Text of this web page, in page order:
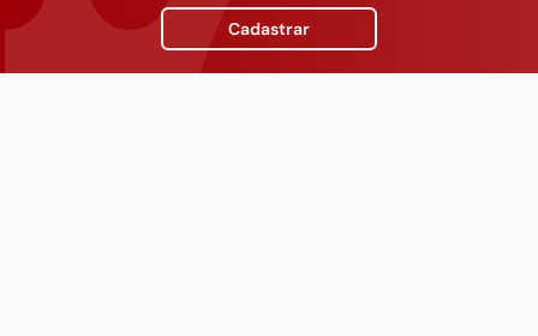
Cadastrar